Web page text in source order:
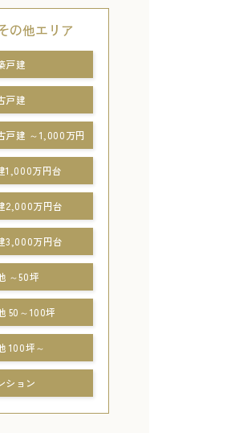
の他エリア
戸建
戸建
戸建 ～1,000万円
1,000万円台
2,000万円台
3,000万円台
～50坪
50～100坪
100坪～
ション